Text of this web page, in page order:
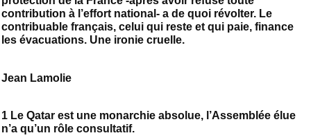
contribution à l’effort national- a de quoi révolter. Le
contribuable français, celui qui reste et qui paie, finance
les évacuations. Une ironie cruelle.
Jean Lamolie
1 Le Qatar est une monarchie absolue, l’Assemblée élue
n’a qu’un rôle consultatif.